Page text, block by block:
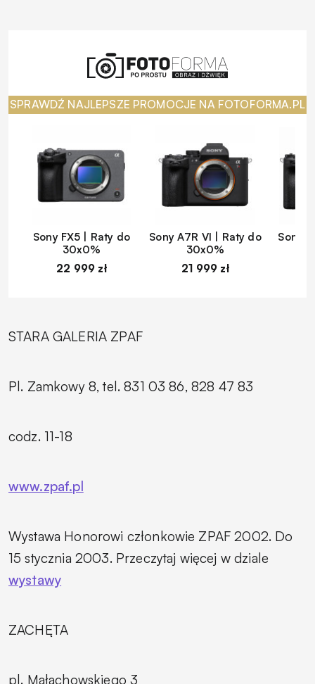
SPRAWDŹ NAJLEPSZE PROMOCJE NA FOTOFORMA.PL
Sony FX5 | Raty do
30x0%
22 999 zł
Sony A7R VI | Raty do
30x0%
21 999 zł
Sony
STARA GALERIA ZPAF
Pl. Zamkowy 8, tel. 831 03 86, 828 47 83
codz. 11-18
www.zpaf.pl
Wystawa Honorowi członkowie ZPAF 2002. Do
15 stycznia 2003. Przeczytaj więcej w dziale
wystawy
ZACHĘTA
pl. Małachowskiego 3